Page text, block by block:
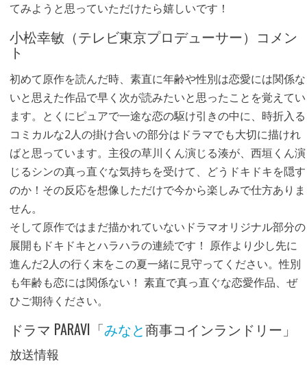
てみようと思っていただけたら嬉しいです！
小松幸敏（テレビ東京プロデューサー）コメン
ト
初めて原作を読んだ時、素直に年齢や性別は恋愛には関係な
いと思えた作品で早く次が読みたいと思ったことを覚えてい
ます。とくにピュアで一途な恋の駆け引きの中に、時折入る
コミカルな2人の掛け合いの部分はドラマでも大切に描けれ
ばと思っています。主役の草川くん演じる湊が、西垣くん演
じるシンの真っ直ぐな気持ちを受けて、どうドキドキを隠す
のか！その反応を想像しただけで今から楽しみで仕方ありま
せん。
そして原作ではまだ描かれていないドラマオリジナル部分の
展開もドキドキとハラハラの連続です！ 原作より少し先に
進んだ2人の行く末をこの夏一緒に見守ってください。性別
も年齢も恋には関係ない！ 素直で真っ直ぐな恋愛作品、ぜ
ひご期待ください。
ドラマ PARAVI「みなと商事コインランドリー」
放送情報